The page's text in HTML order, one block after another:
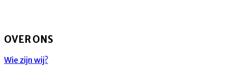
OVER ONS
Wie zijn wij?